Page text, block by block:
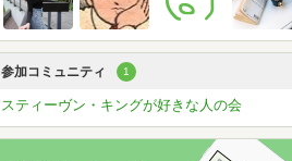
参加コミュニティ 1
スティーヴン・キングが好きな人の会